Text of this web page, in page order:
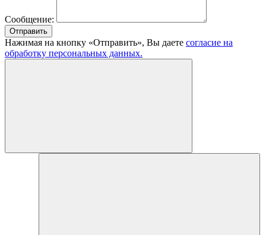
Сообщение:
Отправить
Нажимая на кнопку «Отправить», Вы даете согласие на
обработку персональных данных.